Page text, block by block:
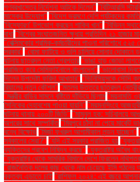
গণবরখাস্তের নির্দেশনা আটকে দিলেন" "বিটিআরসি
মাস্কের উদ্যোগ" "বিদেশ ভ্রমণে দেশি পর্যটকদের কমতি
'বিস্ফোরণ' উপভোগ করছেন শাকিব খান" "বিভিন্ন
বাধা "বিশ্বের সংঘাতজনিত ক্ষুধায় প্রতিদিন ২১ হাজার
"বেক্সিমকোর শ্রমিক-কর্মচারীদের পাওনা পরিশোধে ৫২৫
সরকার" "বোমা ফাটিয়ে ও গুলি চালিয়ে সোনার দোকানে
ঘটনায় ছাত্রদল নেতা গ্রেপ্তার "ভাঙা হাড় জোড়া
পরাজিত করে সেমিফাইনালে বাংলাদেশ" "ভালোবাসা
দিলেন উপদেষ্টা ফরিদা আখতার" "ভিনিসিয়ুসকে সৌদি
রিয়ালের নতুন কৌশল" "মতলব উত্তরে ছাত্রদল
"মন্ত্রীর বাড়ির সামনে বৃষ্টিতে দাঁড়িয়ে ছিলাম "ময়নামতি
সৈনিকের দেহাবশেষ পাওয়া যায়নি" "ময়মনসিংহে
ঘটনায় থানায় ২০০টি জিডি" "মামুনুল হক: সচিবালয়ে
অপরের সাথে সম্পর্কিত "মিরপুরে চাঁদা না পেয়ে মার্কেট
বন্ধে বিক্ষোভ "মির্জা ফখরুল আগামীকাল লন্ডন যাচ্ছেন"
সর্বকালের সেরা?" "যদি এই সরকার পরাজিত হয়
ব্যক্তিদের প্রবেশ নিষিদ্ধ করছে" "যুক্তরাষ্ট্র অবৈধ
"যুক্তরাষ্ট্র থেকে সামরিক বিমানে দেশে ফিরলেন
"রাজনৈতিক দলের কাছ থেকে নাম চেয়েছে ইসি গঠনের
বক্তব্য এড়াতে চাই "রাশিফল ২০২৪: এই বছরে